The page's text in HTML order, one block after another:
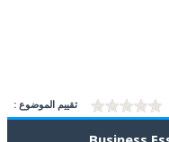
تقييم الموضوع :